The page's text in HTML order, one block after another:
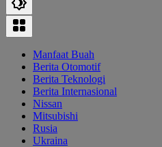
Manfaat Buah
Berita Otomotif
Berita Teknologi
Berita Internasional
Nissan
Mitsubishi
Rusia
Ukraina